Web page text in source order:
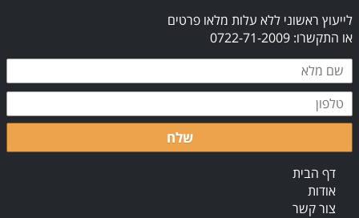
לייעוץ ראשוני ללא עלות מלאו פרטים
או התקשרו: 0722-71-2009
שלח
דף הבית
אודות
צור קשר